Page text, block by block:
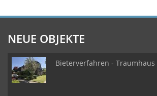
NEUE OBJEKTE
Bieterverfahren -